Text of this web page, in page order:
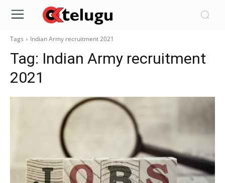
Tags Indian Army recruitment 2021
Tag: Indian Army recruitment
2021